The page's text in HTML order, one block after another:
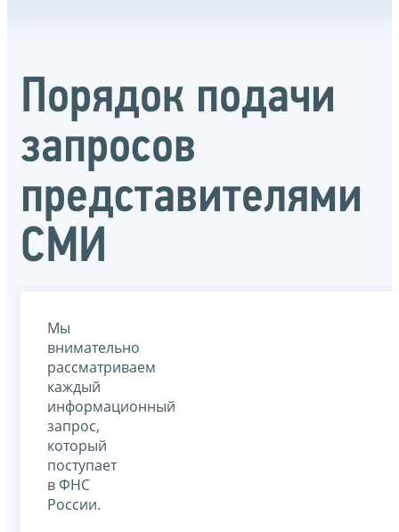
Порядок подачи
запросов
представителями
СМИ
Мы
внимательно
рассматриваем
каждый
информационный
запрос,
который
поступает
в ФНС
России.